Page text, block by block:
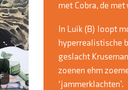
met Cobra, de
In Luik (B) loopt
hyperrealistische
geslacht
zoenen ehm
‘jammerklachten’.